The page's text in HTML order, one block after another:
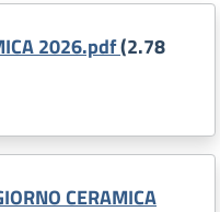
2026.pdf(2.78
CERAMICA